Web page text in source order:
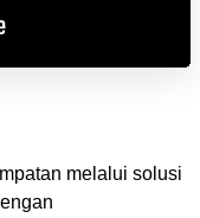
melalui solusi